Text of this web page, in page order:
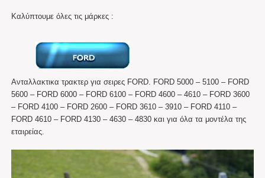
Καλύπτουμε όλες τις μάρκες :
Ανταλλακτικα τρακτερ για σειρες FORD. FORD 5000 – 5100 – FORD
5600 – FORD 6000 – FORD 6100 – FORD 4600 – 4610 – FORD 3600
– FORD 4100 – FORD 2600 – FORD 3610 – 3910 – FORD 4110 –
FORD 4610 – FORD 4130 – 4630 – 4830 και για όλα τα μοντέλα της
εταιρείας.